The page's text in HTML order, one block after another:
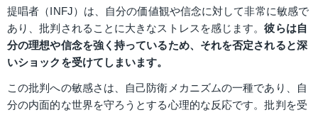
提唱者（INFJ）は、自分の価値観や信念に対して非常に敏感で
あり、批判されることに大きなストレスを感じます。彼らは自
分の理想や信念を強く持っているため、それを否定されると深
いショックを受けてしまいます。
この批判への敏感さは、自己防衛メカニズムの一種であり、自
分の内面的な世界を守ろうとする心理的な反応です。批判を受